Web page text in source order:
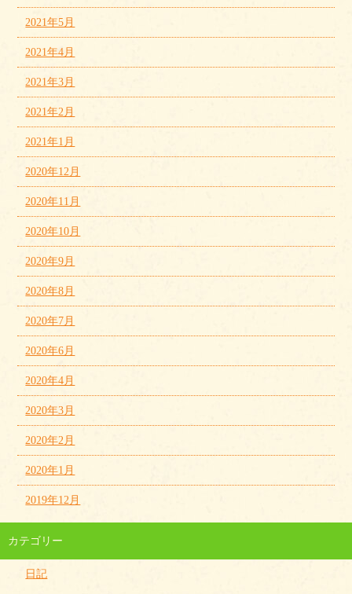
2021年5月
2021年4月
2021年3月
2021年2月
2021年1月
2020年12月
2020年11月
2020年10月
2020年9月
2020年8月
2020年7月
2020年6月
2020年4月
2020年3月
2020年2月
2020年1月
2019年12月
カテゴリー
日記